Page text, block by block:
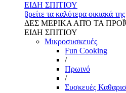
ΕΙΔΗ ΣΠΙΤΙΟΥ
βρείτε τα καλύτερα οικιακά
ΔΕΣ ΜΕΡΙΚΑ ΑΠΌ ΤΑ
ΕΙΔΗ ΣΠΙΤΙΟΥ
Μικροσυσκευές
Fun Cooking
/
Πρωινό
/
Συσκευές